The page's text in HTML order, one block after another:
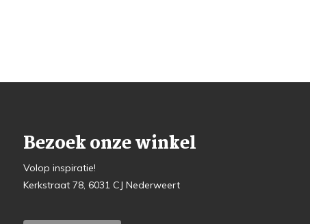
Bezoek onze winkel
Volop inspiratie!
Kerkstraat 78, 6031 CJ Nederweert